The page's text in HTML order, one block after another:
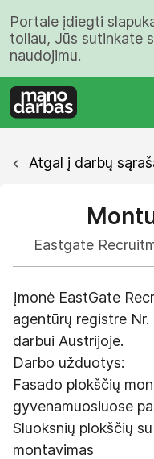
Portale įdiegti
toliau, Jūs sutinkate
naudojimu.
Atgal į darbų
Eastgate
Įmonė EastGate
agentūrų registre
darbui Austrijoje.
Darbo užduotys:
Fasado plokščių
gyvenamuosiuose
Sluoksnių plokščių
montavimas